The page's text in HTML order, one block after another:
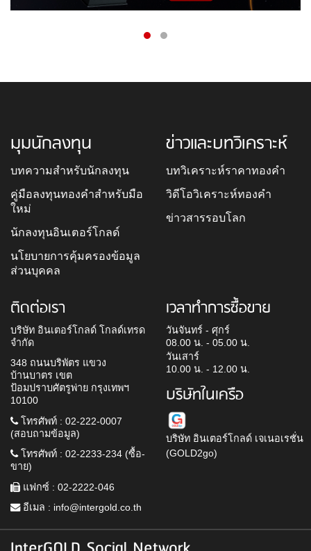
มุมนักลงทุน
บทความสำหรับนักลงทุน
คู่มือลงทุนทองคำสำหรับมือ
ใหม่
นักลงทุนอินเตอร์โกลด์
นโยบายการคุ้มครองข้อมูล
ส่วนบุคคล
ข่าวและบทวิเคราะห์
บทวิเคราะห์ราคาทองคำ
วิดีโอวิเคราะห์ทองคำ
ข่าวสารรอบโลก
ติดต่อเรา
บริษัท อินเตอร์โกลด์ โกลด์เทรด
จำกัด
348 ถนนบริพัตร แขวง
บ้านบาตร เขต
ป้อมปราบศัตรูพ่าย กรุงเทพฯ
10100
โทรศัพท์ : 02-222-0007
(สอบถามข้อมูล)
โทรศัพท์ : 02-2233-234 (ซื้อ-
ขาย)
แฟกซ์ : 02-2222-046
อีเมล : info@intergold.co.th
เวลาทำการซื้อขาย
วันจันทร์ - ศุกร์
08.00 น. - 05.00 น.
วันเสาร์
10.00 น. - 12.00 น.
บริษัทในเครือ
บริษัท อินเตอร์โกลด์ เจเนอเรชั่น
(GOLD2go)